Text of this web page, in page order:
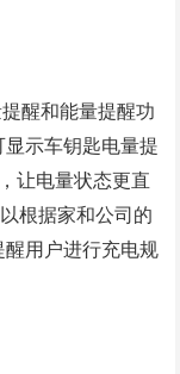
醒和能量提醒功
示车钥匙电量提
让电量状态更直
根据家和公司的
用户进行充电规